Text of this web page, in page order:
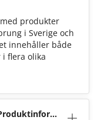
produkter
i Sverige och
innehåller både
flera olika